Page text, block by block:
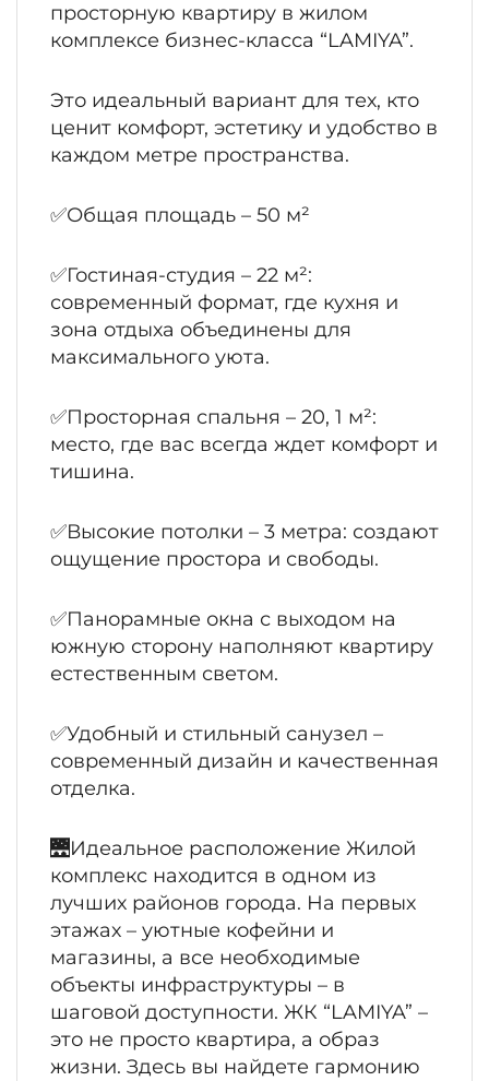
просторную квартиру в жилом
комплексе бизнес-класса “LAMIYA”.
Это идеальный вариант для тех, кто
ценит комфорт, эстетику и удобство в
каждом метре пространства.
✅Общая площадь – 50 м²
✅Гостиная-студия – 22 м²:
современный формат, где кухня и
зона отдыха объединены для
максимального уюта.
✅Просторная спальня – 20, 1 м²:
место, где вас всегда ждет комфорт и
тишина.
✅Высокие потолки – 3 метра: создают
ощущение простора и свободы.
✅Панорамные окна с выходом на
южную сторону наполняют квартиру
естественным светом.
✅Удобный и стильный санузел –
современный дизайн и качественная
отделка.
🌉Идеальное расположение Жилой
комплекс находится в одном из
лучших районов города. На первых
этажах – уютные кофейни и
магазины, а все необходимые
объекты инфраструктуры – в
шаговой доступности. ЖК “LAMIYA” –
это не просто квартира, а образ
жизни. Здесь вы найдете гармонию